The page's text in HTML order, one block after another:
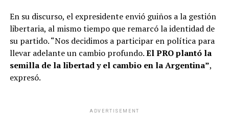
En su discurso, el expresidente envió guiños a la gestión
libertaria, al mismo tiempo que remarcó la identidad de
su partido. “Nos decidimos a participar en política para
llevar adelante un cambio profundo.El PRO plantó la
semilla de la libertad y el cambio en la Argentina”,
expresó.
ADVERTISEMENT